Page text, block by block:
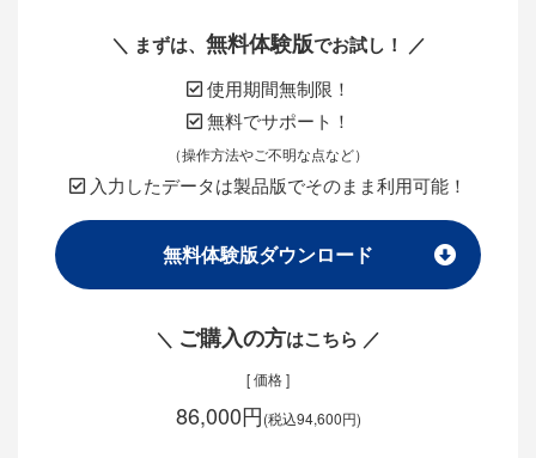
＼ まずは、 無料体験版でお試し！ ／
使用期間無制限！
無料でサポート！
（操作方法やご不明な点など）
入力したデータは製品版でそのまま利用可能！
無料体験版ダウンロード
＼ ご購入の方はこちら ／
[ 価格 ]
86,000円(税込94,600円)